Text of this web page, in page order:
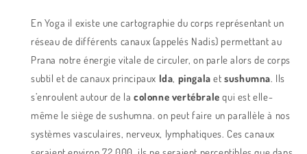
En Yoga il existe une cartographie du corps représentant un
réseau de différents canaux (appelés Nadis) permettant au
Prana notre énergie vitale de circuler, on parle alors de corps
subtil et de canaux principaux Ida, pingala etsushumna. Ils
s’enroulent autour de la colonne vertébrale qui est elle-
même le siège de sushumna. on peut faire un parallèle à nos
systèmes vasculaires, nerveux, lymphatiques. Ces canaux